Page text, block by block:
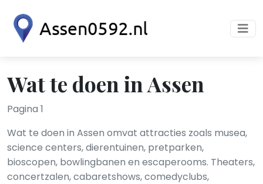
Wat te doen in Assen
Pagina 1
Wat te doen in Assen omvat attracties zoals musea,
science centers, dierentuinen, pretparken,
bioscopen, bowlingbanen en escaperooms. Theaters,
concertzalen, cabaretshows, comedyclubs,